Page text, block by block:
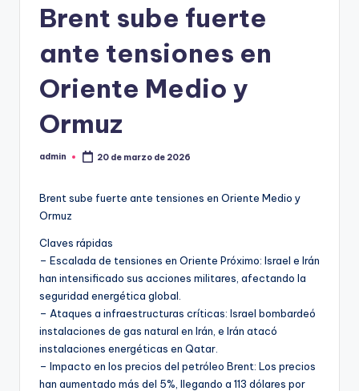
Brent sube fuerte
ante tensiones en
Oriente Medio y
Ormuz
Publicado
admin 20 de marzo de 2026
Brent sube fuerte ante tensiones en Oriente Medio y
Ormuz
Claves rápidas
– Escalada de tensiones en Oriente Próximo: Israel e Irán
han intensificado sus acciones militares, afectando la
seguridad energética global.
– Ataques a infraestructuras críticas: Israel bombardeó
instalaciones de gas natural en Irán, e Irán atacó
instalaciones energéticas en Qatar.
– Impacto en los precios del petróleo Brent: Los precios
han aumentado más del 5%, llegando a 113 dólares por